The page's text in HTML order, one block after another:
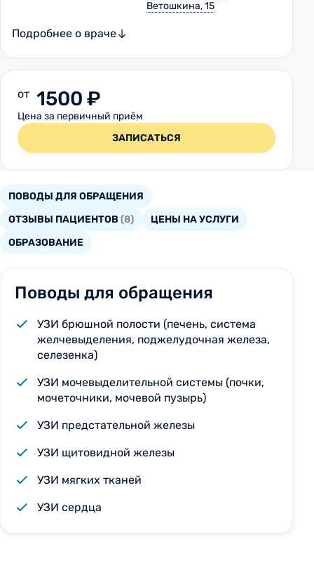
Ветошкина, 15
Подробнее о враче
от 1500 ₽
Цена за первичный приём
ЗАПИСАТЬСЯ
ПОВОДЫ ДЛЯ ОБРАЩЕНИЯ
ОТЗЫВЫ ПАЦИЕНТОВ (8)
ЦЕНЫ НА УСЛУГИ
ОБРАЗОВАНИЕ
Поводы для обращения
УЗИ брюшной полости (печень, система
желчевыделения, поджелудочная железа,
селезенка)
УЗИ мочевыделительной системы (почки,
мочеточники, мочевой пузырь)
УЗИ предстательной железы
УЗИ щитовидной железы
УЗИ мягких тканей
УЗИ сердца